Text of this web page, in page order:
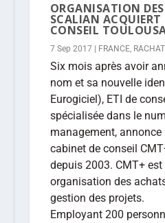
ORGANISATION
SCALIAN ACQUIERT
CONSEIL
7 Sep 2017| FRANCE, RACHAT
Six mois après avoir
nom et sa nouvelle
Eurogiciel), ETI de
spécialisée dans le
management, annonce
cabinet de conseil
depuis 2003. CMT+
organisation des
gestion des projets.
Employant 200